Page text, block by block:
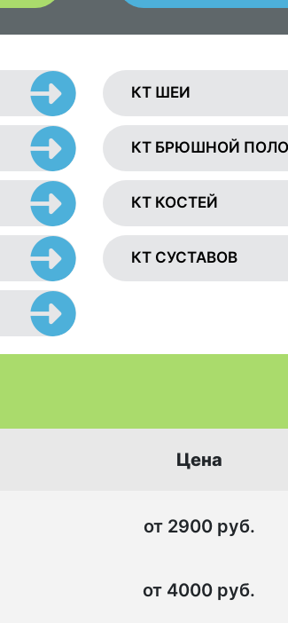
КТ ШЕИ
КТ БРЮШНОЙ
КТ КОСТЕЙ
КТ СУСТАВОВ
Цена
от 2900 руб.
от 4000 руб.